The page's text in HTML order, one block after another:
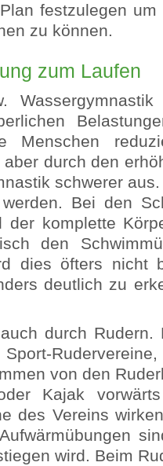
festzulegen
zu können.
zum Laufen
Menschen
durch den
schwerer
Bei den
der komplette
den
dies öfters nicht
deutlich zu
durch
von den
Kajak
des Vereins
wird. Beim